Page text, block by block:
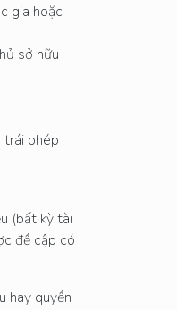
gia hoặc
sở hữu
trái phép
(bất kỳ tài
đề cập có
hay quyền